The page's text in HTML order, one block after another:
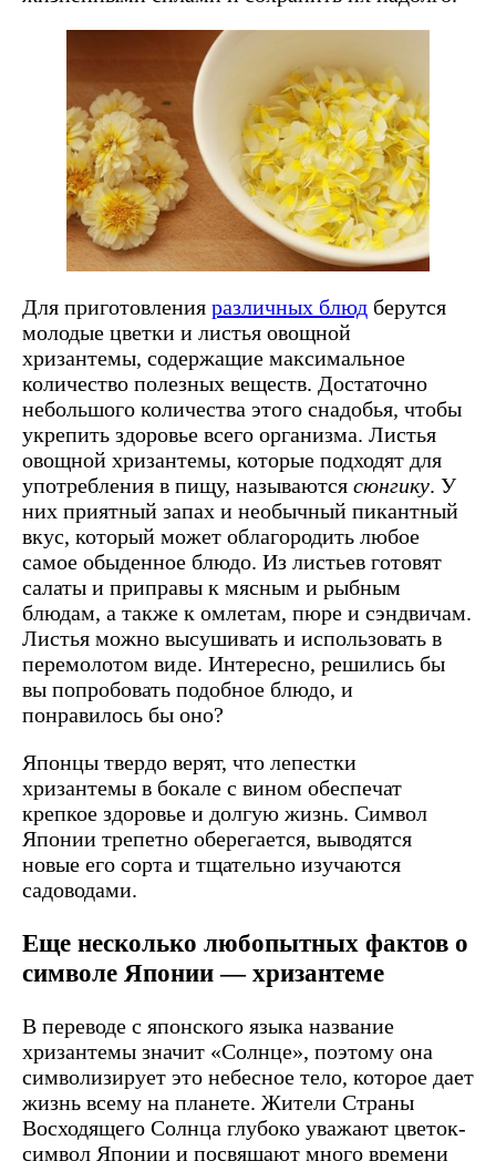
Для приготовления различных блюд берутся
молодые цветки и листья овощной
хризантемы, содержащие максимальное
количество полезных веществ. Достаточно
небольшого количества этого снадобья, чтобы
укрепить здоровье всего организма. Листья
овощной хризантемы, которые подходят для
употребления в пищу, называются сюнгику. У
них приятный запах и необычный пикантный
вкус, который может облагородить любое
самое обыденное блюдо. Из листьев готовят
салаты и приправы к мясным и рыбным
блюдам, а также к омлетам, пюре и сэндвичам.
Листья можно высушивать и использовать в
перемолотом виде. Интересно, решились бы
вы попробовать подобное блюдо, и
понравилось бы оно?
Японцы твердо верят, что лепестки
хризантемы в бокале с вином обеспечат
крепкое здоровье и долгую жизнь. Символ
Японии трепетно оберегается, выводятся
новые его сорта и тщательно изучаются
садоводами.
Еще несколько любопытных фактов о
символе Японии — хризантеме
В переводе с японского языка название
хризантемы значит «Солнце», поэтому она
символизирует это небесное тело, которое дает
жизнь всему на планете. Жители Страны
Восходящего Солнца глубоко уважают цветок-
символ Японии и посвящают много времени